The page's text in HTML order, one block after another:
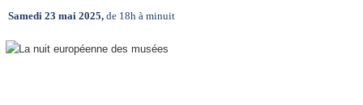
Samedi 23 mai 2025, de 18h à minuit